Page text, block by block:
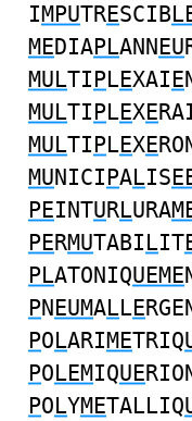
IMPUTRESCIB
MEDIAPLANNEU
MULTIPLEXAIE
MULTIPLEXE
MULTIPLEXE
MUNICIPALIS
PEINTURLURA
PERMUTABILIT
PLATONIQUEME
PNEUMALLE
POLARIMETRIQ
POLEMIQUE
POLYMETALLIQ